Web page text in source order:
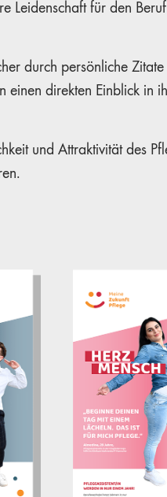
Leidenschaft für den Beruf
durch persönliche
einen direkten Einblick in
und Attraktivität des